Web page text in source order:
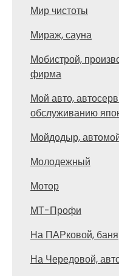
Мир чистоты
Мираж, сауна
Мобистрой,
фирма
Мой авто,
обслуживанию
Мойдодыр,
Молодежный
Мотор
МТ-Профи
На ПАРковой, баня
На Чередовой,